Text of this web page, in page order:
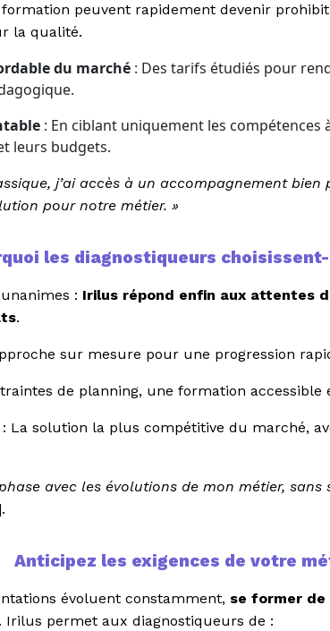
peuvent rapidement devenir
la qualité.
du marché : Des tarifs étudiés pour
: En ciblant uniquement les compétences
leurs budgets.
j’ai accès à un accompagnement
pour notre métier. »
les diagnostiqueurs
: Irilus répond enfin aux attentes
.
sur mesure pour une progression
de planning, une formation
: La solution la plus compétitive du marché,
avec les évolutions de mon métier,
Anticipez les exigences de votre
évoluent constamment, se former de
. Irilus permet aux diagnostiqueurs de :